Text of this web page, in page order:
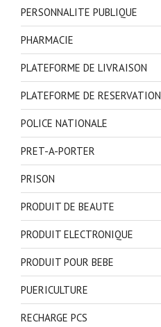
PERSONNALITE PUBLIQUE
PHARMACIE
PLATEFORME DE LIVRAISON
PLATEFORME DE RESERVATION
POLICE NATIONALE
PRET-A-PORTER
PRISON
PRODUIT DE BEAUTE
PRODUIT ELECTRONIQUE
PRODUIT POUR BEBE
PUERICULTURE
RECHARGE PCS